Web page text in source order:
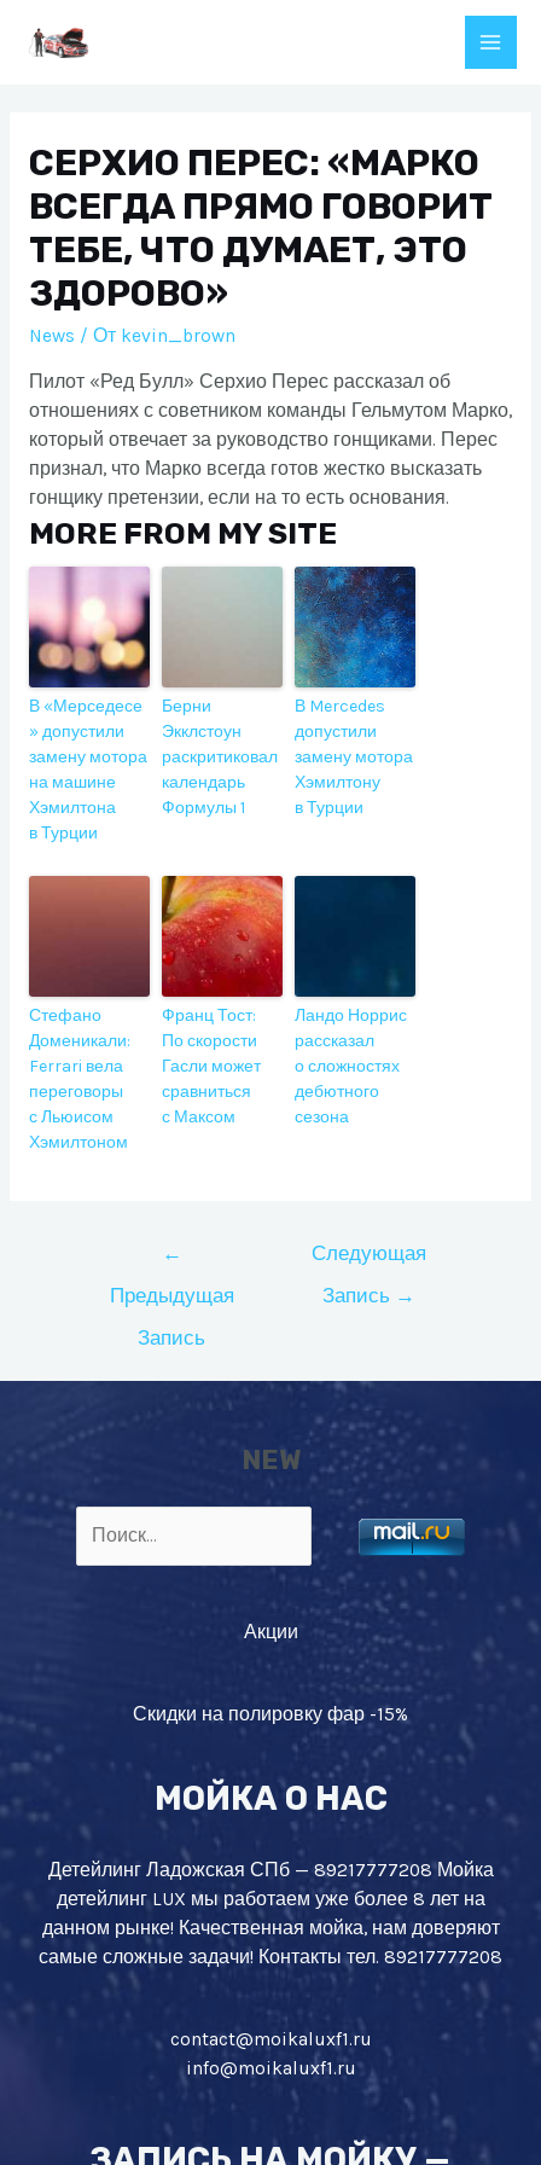
Main
СЕРХИО ПЕРЕС: «МАРКО
ВСЕГДА ПРЯМО ГОВОРИТ
ТЕБЕ, ЧТО ДУМАЕТ, ЭТО
ЗДОРОВО»
News / От kevin_brown
Пилот «Ред Булл» Серхио Перес рассказал об
отношениях с советником команды Гельмутом Марко,
который отвечает за руководство гонщиками. Перес
признал, что Марко всегда готов жестко высказать
гонщику претензии, если на то есть основания.
MORE FROM MY SITE
В «Мерседесе
» допустили
замену мотора
на машине
Хэмилтона
в Турции
Берни
Экклстоун
раскритиковал
календарь
Формулы 1
В Mercedes
допустили
замену мотора
Хэмилтону
в Турции
Стефано
Доменикали:
Ferrari вела
переговоры
с Льюисом
Хэмилтоном
Франц Тост:
По скорости
Гасли может
сравниться
с Максом
Ландо Норрис
рассказал
о сложностях
дебютного
сезона
записям
←
Предыдущая
Запись
Следующая
Запись →
NEW
Акции
Скидки на полировку фар -15%
МОЙКА О НАС
Детейлинг Ладожская СПб — 89217777208 Мойка
детейлинг LUX мы работаем уже более 8 лет на
данном рынке! Качественная мойка, нам доверяют
самые сложные задачи! Контакты тел. 89217777208
contact@moikaluxf1.ru
info@moikaluxf1.ru